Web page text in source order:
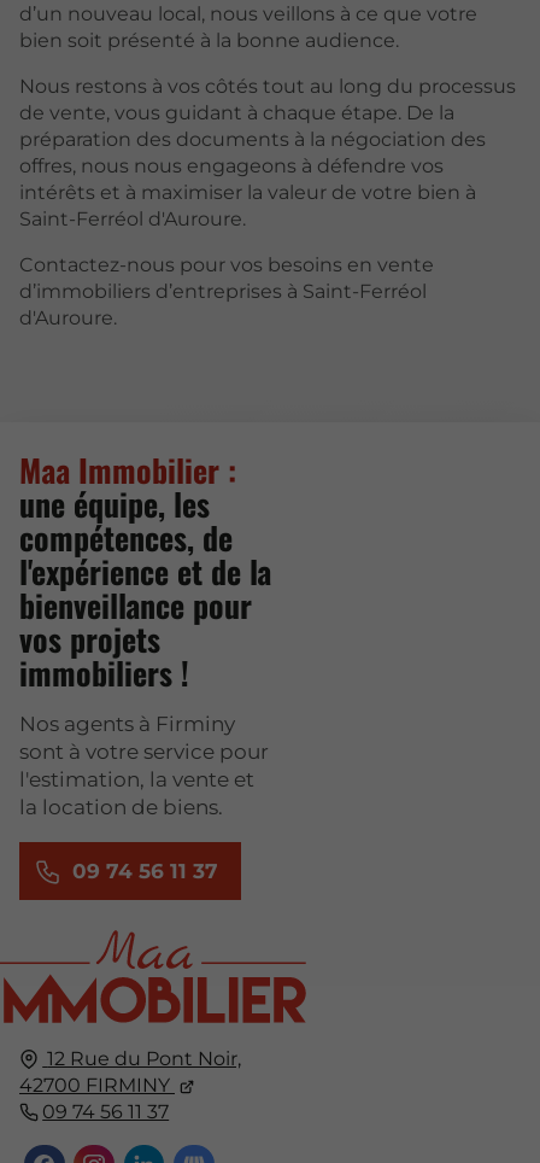
d’un nouveau local, nous veillons à ce que votre
bien soit présenté à la bonne audience.
Nous restons à vos côtés tout au long du processus
de vente, vous guidant à chaque étape. De la
préparation des documents à la négociation des
offres, nous nous engageons à défendre vos
intérêts et à maximiser la valeur de votre bien à
Saint-Ferréol d'Auroure.
Contactez-nous pour vos besoins en vente
d’immobiliers d’entreprises à Saint-Ferréol
d'Auroure.
12 Rue du Pont Noir,
42700 FIRMINY
09 74 56 11 37
Maa Immobilier :
une équipe, les
compétences, de
l'expérience et de la
bienveillance pour
vos projets
immobiliers !
Nos agents à Firminy
sont à votre service pour
l'estimation, la vente et
la location de biens.
09 74 56 11 37